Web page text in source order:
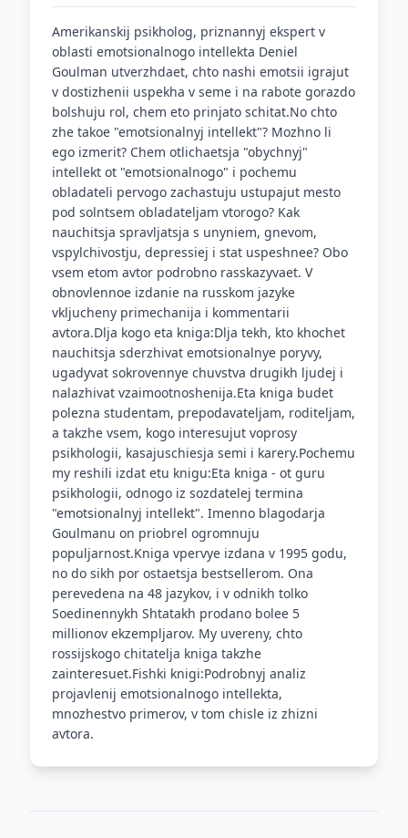
Amerikanskij psikholog, priznannyj ekspert v
oblasti emotsionalnogo intellekta Deniel
Goulman utverzhdaet, chto nashi emotsii igrajut
v dostizhenii uspekha v seme i na rabote gorazdo
bolshuju rol, chem eto prinjato schitat.No chto
zhe takoe "emotsionalnyj intellekt"? Mozhno li
ego izmerit? Chem otlichaetsja "obychnyj"
intellekt ot "emotsionalnogo" i pochemu
obladateli pervogo zachastuju ustupajut mesto
pod solntsem obladateljam vtorogo? Kak
nauchitsja spravljatsja s unyniem, gnevom,
vspylchivostju, depressiej i stat uspeshnee? Obo
vsem etom avtor podrobno rasskazyvaet. V
obnovlennoe izdanie na russkom jazyke
vkljucheny primechanija i kommentarii
avtora.Dlja kogo eta kniga:Dlja tekh, kto khochet
nauchitsja sderzhivat emotsionalnye poryvy,
ugadyvat sokrovennye chuvstva drugikh ljudej i
nalazhivat vzaimootnoshenija.Eta kniga budet
polezna studentam, prepodavateljam, roditeljam,
a takzhe vsem, kogo interesujut voprosy
psikhologii, kasajuschiesja semi i karery.Pochemu
my reshili izdat etu knigu:Eta kniga - ot guru
psikhologii, odnogo iz sozdatelej termina
"emotsionalnyj intellekt". Imenno blagodarja
Goulmanu on priobrel ogromnuju
populjarnost.Kniga vpervye izdana v 1995 godu,
no do sikh por ostaetsja bestsellerom. Ona
perevedena na 48 jazykov, i v odnikh tolko
Soedinennykh Shtatakh prodano bolee 5
millionov ekzempljarov. My uvereny, chto
rossijskogo chitatelja kniga takzhe
zainteresuet.Fishki knigi:Podrobnyj analiz
projavlenij emotsionalnogo intellekta,
mnozhestvo primerov, v tom chisle iz zhizni
avtora.